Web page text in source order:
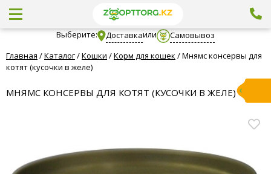
Выберите: Доставкаили
Самовывоз
Главная /Каталог/Кошки /Корм для кошек /Мнямс консервы для
котят (кусочки в желе)
МНЯМС КОНСЕРВЫ ДЛЯ КОТЯТ (КУСОЧКИ В ЖЕЛЕ)